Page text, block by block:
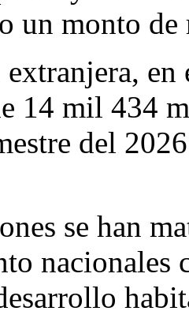
un monto
14 mil 434
del
se han
nacionales